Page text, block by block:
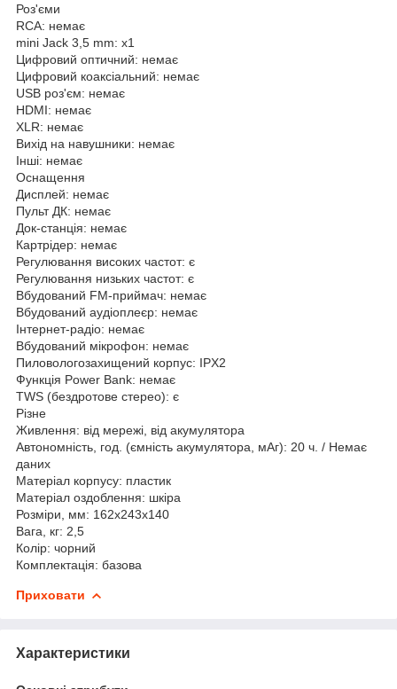
Роз'єми
RCA: немає
mini Jack 3,5 mm: х1
Цифровий оптичний: немає
Цифровий коаксіальний: немає
USB роз'єм: немає
HDMI: немає
XLR: немає
Вихід на навушники: немає
Інші: немає
Оснащення
Дисплей: немає
Пульт ДК: немає
Док-станція: немає
Картрідер: немає
Регулювання високих частот: є
Регулювання низьких частот: є
Вбудований FM-приймач: немає
Вбудований аудіоплеєр: немає
Інтернет-радіо: немає
Вбудований мікрофон: немає
Пиловологозахищений корпус: IPX2
Функція Power Bank: немає
TWS (бездротове стерео): є
Різне
Живлення: від мережі, від акумулятора
Автономність, год. (ємність акумулятора, мАг): 20 ч. / Немає
даних
Матеріал корпусу: пластик
Матеріал оздоблення: шкіра
Розміри, мм: 162x243x140
Вага, кг: 2,5
Колір: чорний
Комплектація: базова
Приховати
Характеристики